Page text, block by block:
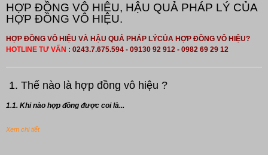
HỢP ĐỒNG VÔ HIỆU, HẬU QUẢ PHÁP LÝ CỦA
HỢP ĐỒNG VÔ HIỆU.
HỢP ĐỒNG VÔ HIỆU VÀ HẬU QUẢ PHÁP LÝCỦA HỢP ĐỒNG VÔ HIỆU?
HOTLINE TƯ VẤN : 0243.7.675.594 - 09130 92 912 - 0982 69 29 12
1. Thế nào là hợp đồng vô hiệu ?
1.1. Khi nào hợp đồng được coi là...
Xem chi tiết